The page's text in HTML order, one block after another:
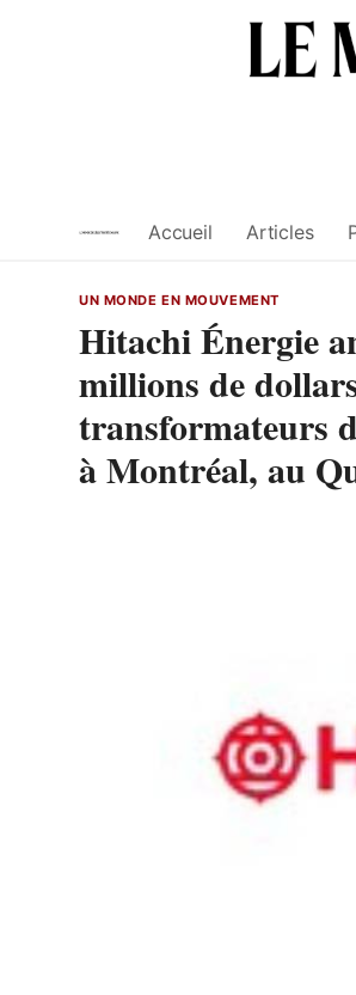
Accueil Articles
UN MONDE EN MOUVEMENT
Hitachi Énergie
millions de
transformateurs
à Montréal, au